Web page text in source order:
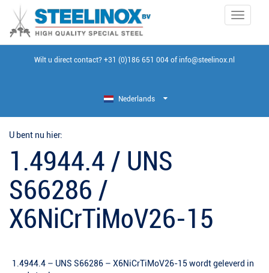
Toggle
Wilt u direct contact? +31 (0)186 651 004 of info@steelinox.nl
Nederlands
U bent nu hier:
1.4944.4 / UNS
S66286 /
X6NiCrTiMoV26-15
1.4944.4 – UNS S66286 – X6NiCrTiMoV26-15 wordt geleverd in